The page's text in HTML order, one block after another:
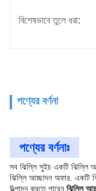
বিশেষভাবে তুলে ধরা:
পণ্যের বর্ণনা
পণ্যের বর্ণনাঃ
সব ঝিল্লি সুইচ একটি ঝিল্লি
ঝিল্লি আচ্ছাদন অফার. একটি
উত্পাদন করতে পারেন.ঝিল্লি